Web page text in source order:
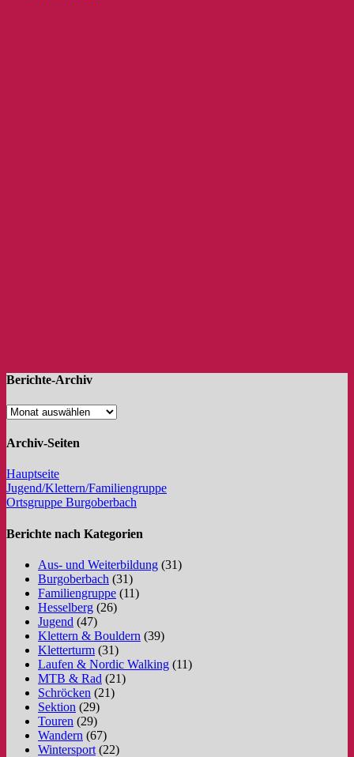
Berichte-Archiv
Archiv-Seiten
Hauptseite
Jugend/Klettern/Familiengruppe
Ortsgruppe Burgoberbach
Berichte nach Kategorien
Aus- und Weiterbildung (31)
Burgoberbach (31)
Familiengruppe (11)
Hesselberg (26)
Jugend (47)
Klettern & Bouldern (39)
Kletterturm (31)
Laufen & Nordic Walking (11)
MTB & Rad (21)
Schröcken (21)
Sektion (29)
Touren (29)
Wandern (67)
Wintersport (22)